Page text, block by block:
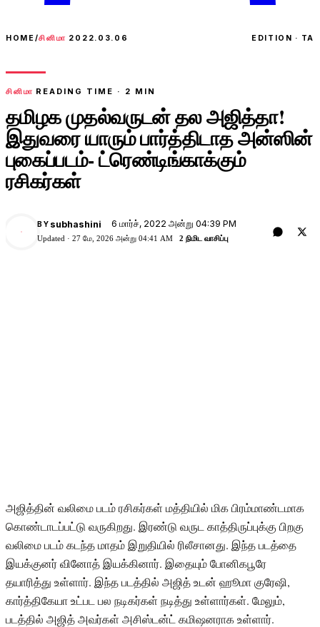
HOME/சினிமா 2022.03.06 EDITION · TA
சினிமா READING TIME · 2 MIN
தமிழக முதல்வருடன் தல அஜித்தா!
இதுவரை யாரும் பார்த்திடாத அன்ஸின்
புகைப்படம்- ட்ரெண்டிங்காக்கும்
ரசிகர்கள்
BY subhashini 6 மார்ச், 2022 அன்று 04:39 PM
Updated · 27 மே, 2026 அன்று 04:41 AM 2 நிமிட வாசிப்பு
அஜித்தின் வலிமை படம் ரசிகர்கள் மத்தியில் மிக பிரம்மாண்டமாக
கொண்டாடப்பட்டு வருகிறது. இரண்டு வருட காத்திருப்புக்கு பிறகு
வலிமை படம் கடந்த மாதம் இறுதியில் ரிலீசானது. இந்த படத்தை
இயக்குனர் வினோத் இயக்கினார். இதையும் போனிகபூரே
தயாரித்து உள்ளார். இந்த படத்தில் அஜித் உடன் ஹூமா குரேஷி,
கார்த்திகேயா உட்பட பல நடிகர்கள் நடித்து உள்ளார்கள். மேலும்,
படத்தில் அஜித் அவர்கள் அசிஸ்டன்ட் கமிஷனராக உள்ளார்.